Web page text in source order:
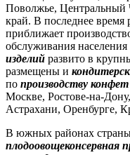
Поволжье, Центральный
край. В последнее время
приближает
обслуживания населения
изделий развито в
размещены и
по производству конфет
Москве, Ростове-на-
Астрахани, Оренбурге,
В южных районах страны,
плодоовощеконсервная